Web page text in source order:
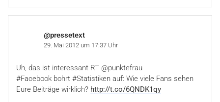
@pressetext
29. Mai 2012 um 17:37 Uhr
Uh, das ist interessant RT @punktefrau
#Facebook bohrt #Statistiken auf: Wie viele Fans sehen
Eure Beiträge wirklich? http://t.co/6QNDK1qy